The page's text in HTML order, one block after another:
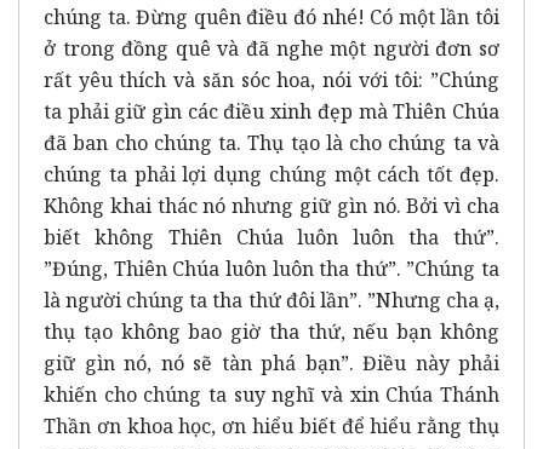
chúng ta. Đừng quên điều đó nhé! Có một lần tôi
ở trong đồng quê và đã nghe một người đơn sơ
rất yêu thích và săn sóc hoa, nói với tôi: ”Chúng
ta phải giữ gìn các điều xinh đẹp mà Thiên Chúa
đã ban cho chúng ta. Thụ tạo là cho chúng ta và
chúng ta phải lợi dụng chúng một cách tốt đẹp.
Không khai thác nó nhưng giữ gìn nó. Bởi vì cha
biết không Thiên Chúa luôn luôn tha thứ”.
”Đúng, Thiên Chúa luôn luôn tha thứ”. ”Chúng ta
là người chúng ta tha thứ đôi lần”. ”Nhưng cha ạ,
thụ tạo không bao giờ tha thứ, nếu bạn không
giữ gìn nó, nó sẽ tàn phá bạn”. Điều này phải
khiến cho chúng ta suy nghĩ và xin Chúa Thánh
Thần ơn khoa học, ơn hiểu biết để hiểu rằng thụ